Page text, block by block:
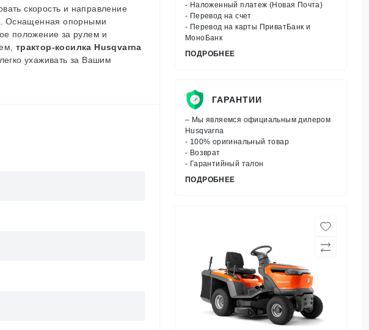
скорость и направление
Оснащенная опорными
положение за рулем и
трактор-косилка Husqvarna
ухаживать за Вашим
- Наложенный платеж (Новая Почта)
- Перевод на счет
- Перевод на карты ПриватБанк и
МоноБанк
ПОДРОБНЕЕ
ГАРАНТИИ
– Мы являемся официальным дилером
Husqvarna
- 100% оригинальный товар
- Возврат
- Гарантийный талон
ПОДРОБНЕЕ